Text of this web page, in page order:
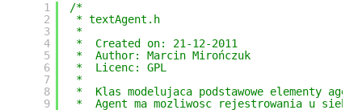
1
2
3
4
5
6
7
8
9
/*
* textAgent.h
*
*  Created on: 21-12-2011
*  Author: Marcin Mirończuk
*  Licenc: GPL
*
*  Klas modelujaca podstawowe elementy
*  Agent ma mozliwosc rejestrowania u